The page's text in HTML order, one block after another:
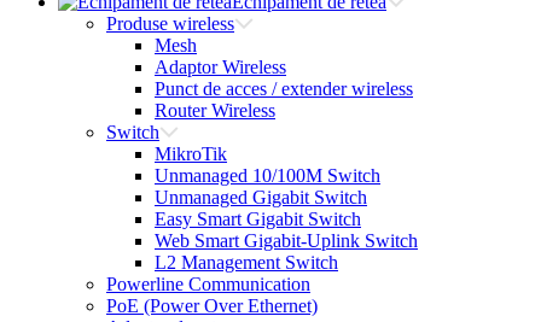
Produse wireless
Mesh
Adaptor Wireless
Punct de acces / extender wireless
Router Wireless
Switch
MikroTik
Unmanaged 10/100M Switch
Unmanaged Gigabit Switch
Easy Smart Gigabit Switch
Web Smart Gigabit-Uplink Switch
L2 Management Switch
Powerline Communication
PoE (Power Over Ethernet)